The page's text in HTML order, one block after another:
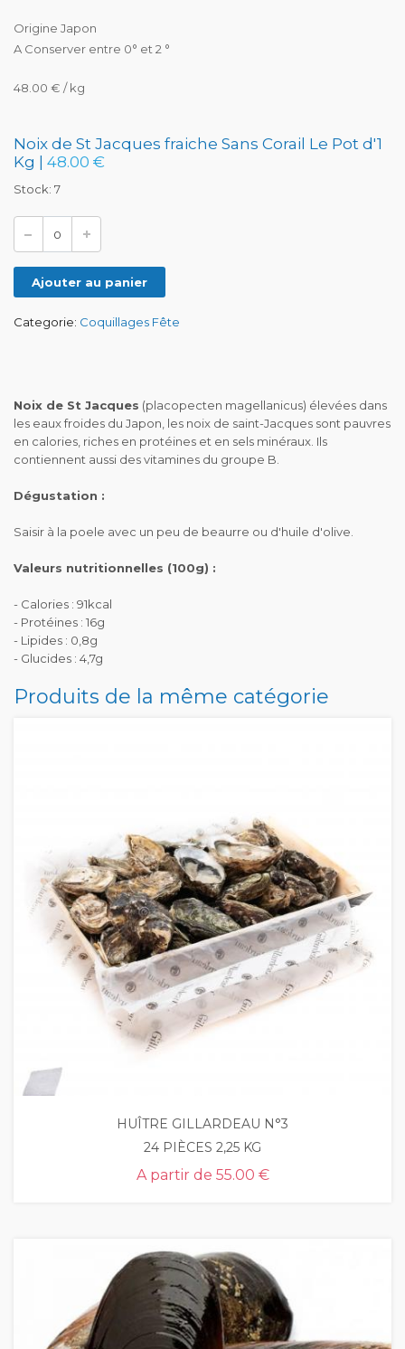
Origine Japon
A Conserver entre 0° et 2 °
48.00 € / kg
Noix de St Jacques fraiche Sans Corail Le Pot d'1
Kg | 48.00 €
Stock: 7
Ajouter au panier
Categorie: Coquillages Fête
Noix de St Jacques (placopecten magellanicus) élevées dans
les eaux froides du Japon, les noix de saint-Jacques sont pauvres
en calories, riches en protéines et en sels minéraux. Ils
contiennent aussi des vitamines du groupe B.
Dégustation :
Saisir à la poele avec un peu de beaurre ou d'huile d'olive.
Valeurs nutritionnelles (100g) :
- Calories : 91kcal
- Protéines : 16g
- Lipides : 0,8g
- Glucides : 4,7g
Produits de la même catégorie
HUÎTRE GILLARDEAU N°3
24 PIÈCES 2,25 KG
A partir de 55.00 €